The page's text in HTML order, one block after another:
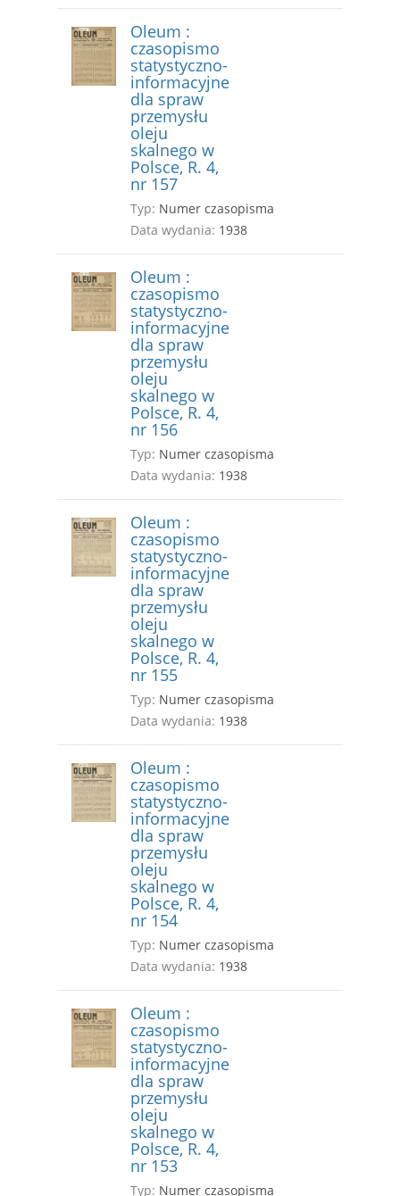
Oleum :
czasopismo
statystyczno-
informacyjne
dla spraw
przemysłu
oleju
skalnego w
Polsce, R. 4,
nr 157
Typ: Numer czasopisma
Data wydania: 1938
Oleum :
czasopismo
statystyczno-
informacyjne
dla spraw
przemysłu
oleju
skalnego w
Polsce, R. 4,
nr 156
Typ: Numer czasopisma
Data wydania: 1938
Oleum :
czasopismo
statystyczno-
informacyjne
dla spraw
przemysłu
oleju
skalnego w
Polsce, R. 4,
nr 155
Typ: Numer czasopisma
Data wydania: 1938
Oleum :
czasopismo
statystyczno-
informacyjne
dla spraw
przemysłu
oleju
skalnego w
Polsce, R. 4,
nr 154
Typ: Numer czasopisma
Data wydania: 1938
Oleum :
czasopismo
statystyczno-
informacyjne
dla spraw
przemysłu
oleju
skalnego w
Polsce, R. 4,
nr 153
Typ: Numer czasopisma